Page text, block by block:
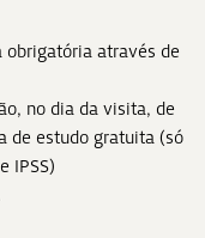
obrigatória através de
no dia da visita, de
de estudo gratuita (só
IPSS)